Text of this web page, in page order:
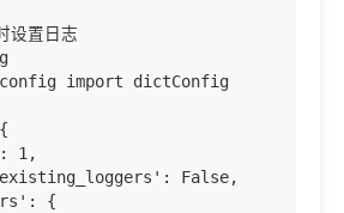
设置日志
import dictConfig
1,
False,
{